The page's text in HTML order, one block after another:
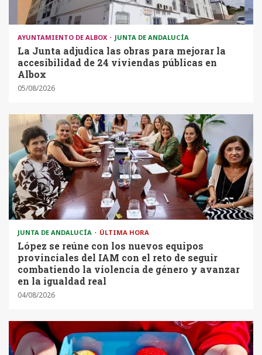
AYUNTAMIENTO DE ALBOX JUNTA DE ANDALUCÍA
La Junta adjudica las obras para mejorar la
accesibilidad de 24 viviendas públicas en
Albox
05/08/2026
JUNTA DE ANDALUCÍA ÚLTIMA HORA
López se reúne con los nuevos equipos
provinciales del IAM con el reto de seguir
combatiendo la violencia de género y avanzar
en la igualdad real
04/08/2026